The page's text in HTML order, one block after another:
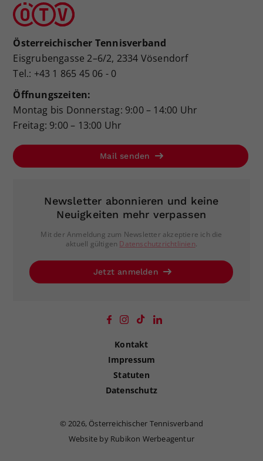
Österreichischer Tennisverband
Eisgrubengasse 2–6/2, 2334 Vösendorf
Tel.: +43 1 865 45 06 - 0
Öffnungszeiten:
Montag bis Donnerstag: 9:00 – 14:00 Uhr
Freitag: 9:00 – 13:00 Uhr
Mail senden
Newsletter abonnieren und keine
Neuigkeiten mehr verpassen
Mit der Anmeldung zum Newsletter akzeptiere ich die
aktuell gültigen Datenschutzrichtlinien.
Jetzt anmelden
Kontakt
Impressum
Statuten
Datenschutz
©2026, Österreichischer Tennisverband
Website by Rubikon Werbeagentur